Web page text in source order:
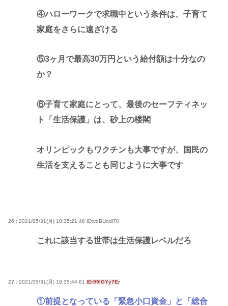
④ハローワークで求職中という条件は、子育て
家庭をさらに遠ざける
⑤3ヶ月で最高30万円という給付額は十分なの
か？
⑥子育て家庭にとって、最後のセーフティネッ
ト「生活保護」は、砂上の楼閣
オリンピックもワクチンも大事ですが、国民の
生活を支えることも同じように大事です
26 : 2021/05/31(月) 10:35:21.48 ID:vqBUodi70
これに該当する世帯は生活保護レベルだろ
27 : 2021/05/31(月) 10:35:44.61 ID:99lGYy7Er
①前提となっている「緊急小口資金」と「総合